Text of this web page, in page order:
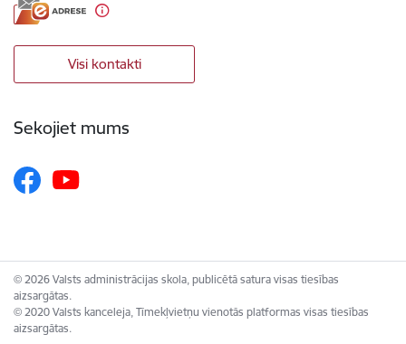
Visi kontakti
Sekojiet mums
© 2026 Valsts administrācijas skola, publicētā satura visas tiesības
aizsargātas.
© 2020 Valsts kanceleja, Tīmekļvietņu vienotās platformas visas tiesības
aizsargātas.